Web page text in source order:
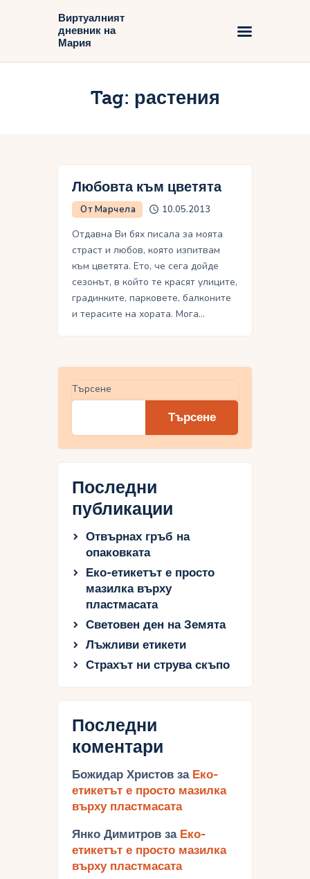
Виртуалният
дневник на
Мария
Tag: растения
Виртуалният дневник на Мария
Любовта към цветята
От Марчела 10.05.2013
Отдавна Ви бях писала за моята
страст и любов, която изпитвам
към цветята. Ето, че сега дойде
сезонът, в който те красят улиците,
градинките, парковете, балконите
и терасите на хората. Мога…
Търсене
Търсене
Последни
публикации
Отвърнах гръб на
опаковката
Еко-етикетът е просто
мазилка върху
пластмасата
Световен ден на Земята
Лъжливи етикети
Страхът ни струва скъпо
Последни
коментари
Божидар Христов за Еко-
етикетът е просто мазилка
върху пластмасата
Янко Димитров за Еко-
етикетът е просто мазилка
върху пластмасата